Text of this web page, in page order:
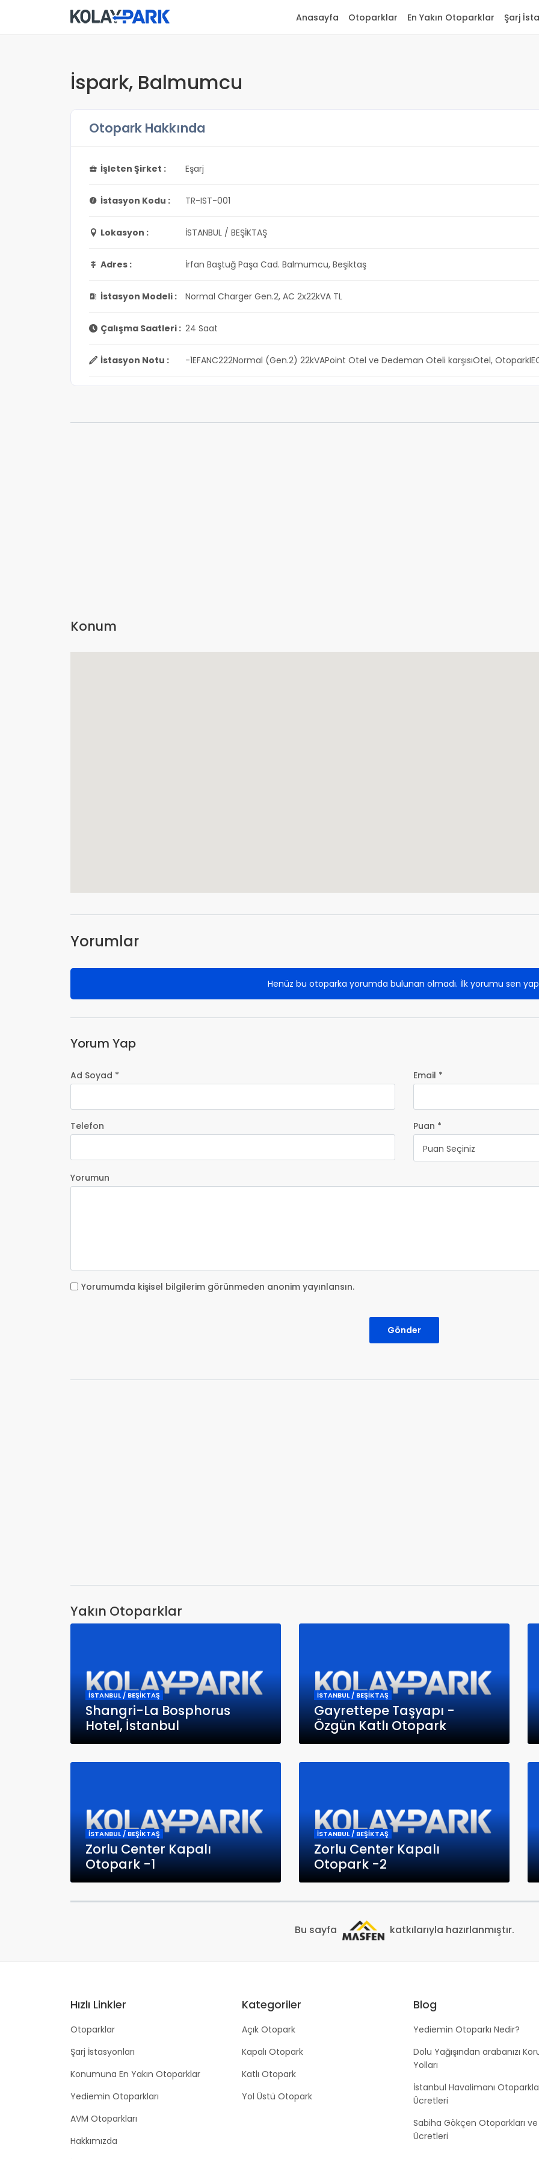
Anasayfa Otoparklar En Yakın Otoparklar Şarj
İspark, Balmumcu
Otopark Hakkında
İşleten Şirket : Eşarj
İstasyon Kodu : TR-IST-001
Lokasyon : İSTANBUL / BEŞİKTAŞ
Adres : İrfan Baştuğ Paşa Cad. Balmumcu, Beşiktaş
İstasyon Modeli : Normal Charger Gen.2, AC 2x22kVA TL
Çalışma Saatleri : 24 Saat
İstasyon Notu : -1EFANC222Normal (Gen.2) 22kVAPoint Otel ve Dedeman Oteli karşısıOtel,
Konum
Yorumlar
Henüz bu otoparka yorumda bulunan olmadı. İlk yorumu sen
Yorum Yap
Ad Soyad * Email *
Telefon
Puan *
Puan Seçiniz
Yorumun
Yorumumda kişisel bilgilerim görünmeden anonim yayınlansın.
Gönder
Yakın Otoparklar
İSTANBUL / BEŞİKTAŞ
Shangri-La Bosphorus
Hotel, İstanbul
İSTANBUL / BEŞİKTAŞ
Gayrettepe Taşyapı -
Özgün Katlı Otopark
İSTANBUL / BEŞİKTAŞ
Zorlu Center Kapalı
Otopark -1
İSTANBUL / BEŞİKTAŞ
Zorlu Center Kapalı
Otopark -2
Bu sayfa katkılarıyla hazırlanmıştır.
Hızlı Linkler
Otoparklar
Şarj İstasyonları
Konumuna En Yakın Otoparklar
Yediemin Otoparkları
AVM Otoparkları
Hakkımızda
Kategoriler
Açık Otopark
Kapalı Otopark
Katlı Otopark
Yol Üstü Otopark
Blog
Yediemin Otoparkı Nedir?
Dolu Yağışından arabanızı
Yolları
İstanbul Havalimanı
Ücretleri
Sabiha Gökçen Otoparkları ve
Ücretleri